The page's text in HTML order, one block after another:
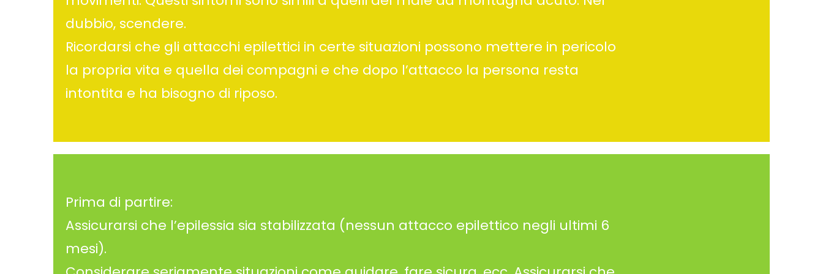
dubbio, scendere.
Ricordarsi che gli attacchi epilettici in certe situazioni possono mettere in pericolo
la propria vita e quella dei compagni e che dopo l’attacco la persona resta
intontita e ha bisogno di riposo.
Prima di partire:
Assicurarsi che l’epilessia sia stabilizzata (nessun attacco epilettico negli ultimi 6
mesi).